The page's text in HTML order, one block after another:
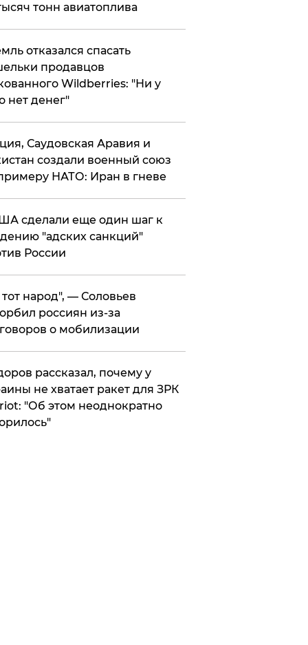
тонн авиатоплива
отказался спасать
продавцов
Wildberries: "Ни у
нет денег"
Саудовская Аравия и
создали военный союз
НАТО: Иран в гневе
сделали еще один шаг к
"адских санкций"
России
народ", — Соловьев
россиян из-за
о мобилизации
рассказал, почему у
не хватает ракет для ЗРК
"Об этом неоднократно